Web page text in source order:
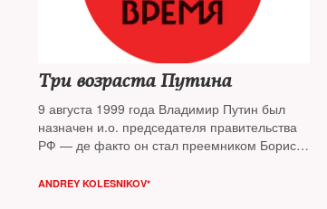
Три возраста Путина
9 августа 1999 года Владимир Путин был
назначен и.о. председателя правительства
РФ — де факто он стал преемником Бориса
Путин построил ровно то, что хотел
ANDREY KOLESNIKOV*